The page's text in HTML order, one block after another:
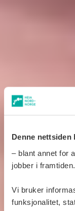
Denne nettsiden
– blant annet for
jobber i framtiden.
Vi bruker
funksjonalitet,